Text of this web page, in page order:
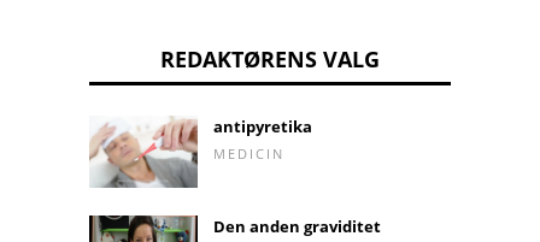
REDAKTØRENS VALG
antipyretika
MEDICIN
Den anden graviditet